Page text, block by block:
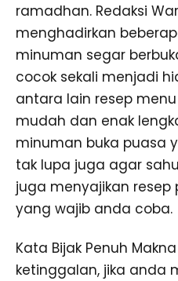
ramadhan. Redaksi
menghadirkan
minuman segar
cocok sekali menjadi
antara lain resep
mudah dan enak
minuman buka puasa
tak lupa juga agar
juga menyajikan resep
yang wajib anda coba.
Kata Bijak Penuh
ketinggalan, jika anda